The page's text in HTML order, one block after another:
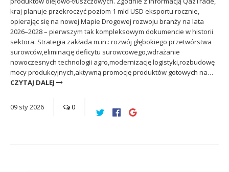
kraj planuje przekroczyć poziom 1 mld USD eksportu rocznie,
opierając się na nowej Mapie Drogowej rozwoju branży na lata
2026–2028 – pierwszym tak kompleksowym dokumencie w historii
sektora. Strategia zakłada m.in.: rozwój głębokiego przetwórstwa
surowców,eliminację deficytu surowcowego,wdrażanie
nowoczesnych technologii agro,modernizację logistyki,rozbudowę
mocy produkcyjnych,aktywną promocję produktów gotowych na…
CZYTAJ DALEJ
09 sty2026 0